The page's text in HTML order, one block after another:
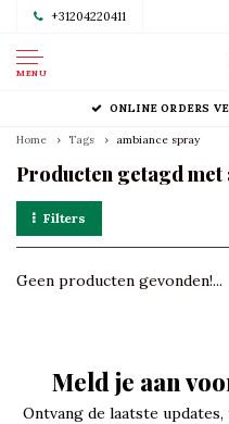
+31204220411
MENU
ONLINE ORDERS
Home Tags ambiance spray
Producten getagd
Filters
Geen producten gevonden!...
Meld je aan
Ontvang de laatste